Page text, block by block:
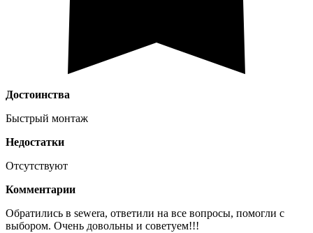
Достоинства
Быстрый монтаж
Недостатки
Отсутствуют
Комментарии
Обратились в sewera, ответили на все вопросы, помогли с
выбором. Очень довольны и советуем!!!